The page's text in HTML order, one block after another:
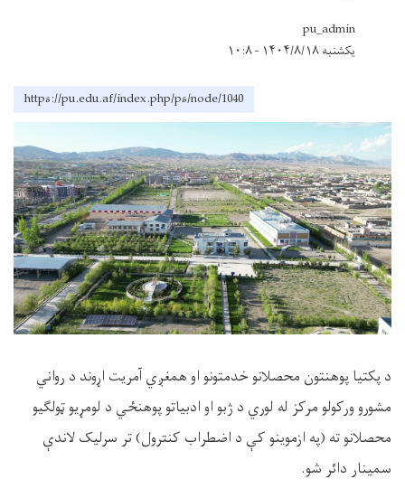
pu_admin
یکشنبه ۱۴۰۴/۸/۱۸ - ۱۰:۸
https://pu.edu.af/index.php/ps/node/1040
د پکتیا پوهنتون محصلانو خدمتونو او همغږي آمریت اړوند د رواني
مشورو ورکولو مرکز له لوري د ژبو او ادبیاتو پوهنځي د لومړیو ټولګیو
محصلانو ته (په ازموینو کې د اضطراب کنترول) تر سرلیک لاندې
سمینار دائر شو.